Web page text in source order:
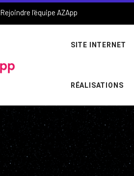
Rejoindre l'équipe AZApp
SITE INTERNET
RÉALISATIONS